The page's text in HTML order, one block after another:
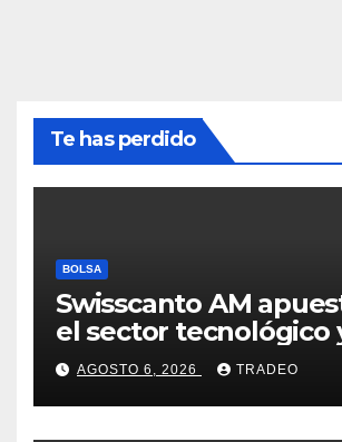
Te has perdido
BOLSA
Swisscanto AM
el sector tecnológico
valores cíclicos para
bolsa
AGOSTO 6, 2026 TRADEO